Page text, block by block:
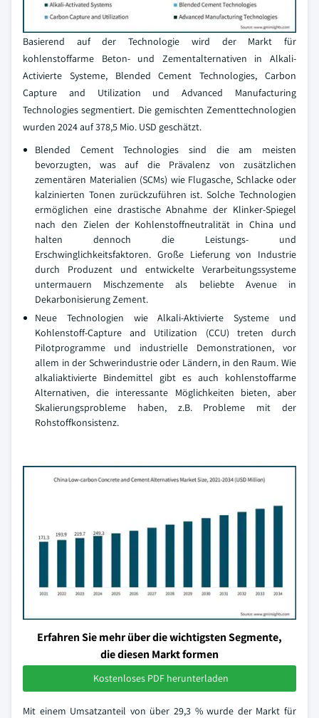
Basierend auf der Technologie wird der Markt für
kohlenstoffarme Beton- und Zementalternativen in Alkali-
Activierte Systeme, Blended Cement Technologies, Carbon
Capture and Utilization und Advanced Manufacturing
Technologies segmentiert. Die gemischten Zementtechnologien
wurden 2024 auf 378,5 Mio. USD geschätzt.
Blended Cement Technologies sind die am meisten
bevorzugten, was auf die Prävalenz von zusätzlichen
zementären Materialien (SCMs) wie Flugasche, Schlacke oder
kalzinierten Tonen zurückzuführen ist. Solche Technologien
ermöglichen eine drastische Abnahme der Klinker-Spiegel
nach den Zielen der Kohlenstoffneutralität in China und
halten dennoch die Leistungs- und
Erschwinglichkeitsfaktoren. Große Lieferung von Industrie
durch Produzent und entwickelte Verarbeitungssysteme
untermauern Mischzemente als beliebte Avenue in
Dekarbonisierung Zement.
Neue Technologien wie Alkali-Aktivierte Systeme und
Kohlenstoff-Capture and Utilization (CCU) treten durch
Pilotprogramme und industrielle Demonstrationen, vor
allem in der Schwerindustrie oder Ländern, in den Raum. Wie
alkaliaktivierte Bindemittel gibt es auch kohlenstoffarme
Alternativen, die interessante Möglichkeiten bieten, aber
Skalierungsprobleme haben, z.B. Probleme mit der
Rohstoffkonsistenz.
Erfahren Sie mehr über die wichtigsten Segmente,
die diesen Markt formen
Kostenloses PDF herunterladen
Mit einem Umsatzanteil von über 29,3 % wurde der Markt für